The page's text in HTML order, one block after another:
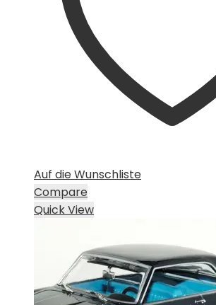
Auf die Wunschliste
Compare
Quick View